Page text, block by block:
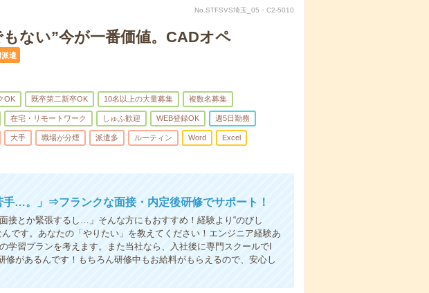
No.STFSVS埼玉_05・C2-5010
もない”今が一番価値。CADオペ
遣
OK 既卒第二新卒OK 10名以上の大量募集 複数名募集
在宅・リモートワーク しゅふ歓迎 WEB登録OK 週5日勤務
大手 職場が分煙 派遣多 ルーティン Word Excel
手…。」⇒フランクな面接・内定後研修でサポート！
接とか緊張するし…」そんな方にもおすすめ！経験より“のびし
です。あなたの「やりたい」を教えてください！エンジニア経験あ
学習プランを考えます。また当社なら、入社後に専門スクールでI
修があるんです！もちろん研修中もお給料がもらえるので、安心し